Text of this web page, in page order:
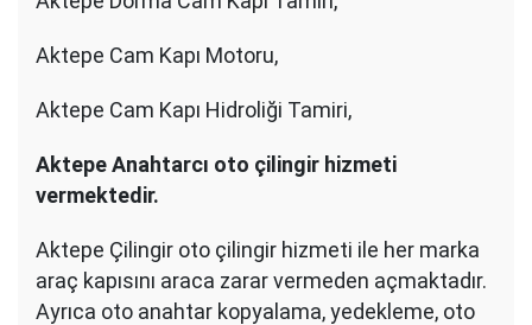
Aktepe Cam Kapı Motoru,
Aktepe Cam Kapı Hidroliği Tamiri,
Aktepe Anahtarcı oto çilingir hizmeti
vermektedir.
Aktepe Çilingir oto çilingir hizmeti ile her marka
araç kapısını araca zarar vermeden açmaktadır.
Ayrıca oto anahtar kopyalama, yedekleme, oto